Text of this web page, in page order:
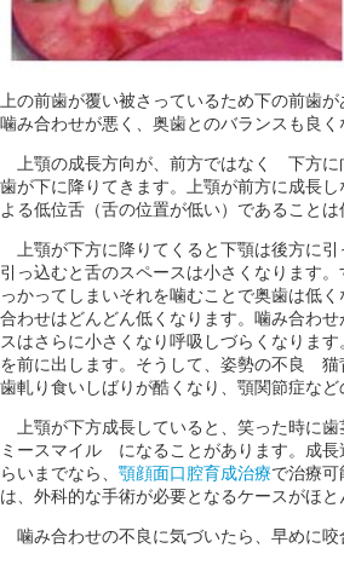
上の前歯が覆い被さっているため下の前歯
噛み合わせが悪く、奥歯とのバランスも良く
上顎の成長方向が、前方ではなく 下方に
歯が下に降りてきます。上顎が前方に成長
よる低位舌（舌の位置が低い）であることは
上顎が下方に降りてくると下顎は後方に引
引っ込むと舌のスペースは小さくなります
っかってしまいそれを噛むことで奥歯は低
合わせはどんどん低くなります。噛み合わ
スはさらに小さくなり呼吸しづらくなりま
を前に出します。そうして、姿勢の不良 猫
歯軋り食いしばりが酷くなり、顎関節症など
上顎が下方成長していると、笑った時に
ミースマイル になることがあります。成
らいまでなら、 顎顔面口腔育成治療で治療可
は、外科的な手術が必要となるケースがほと
噛み合わせの不良に気づいたら、早めに咬